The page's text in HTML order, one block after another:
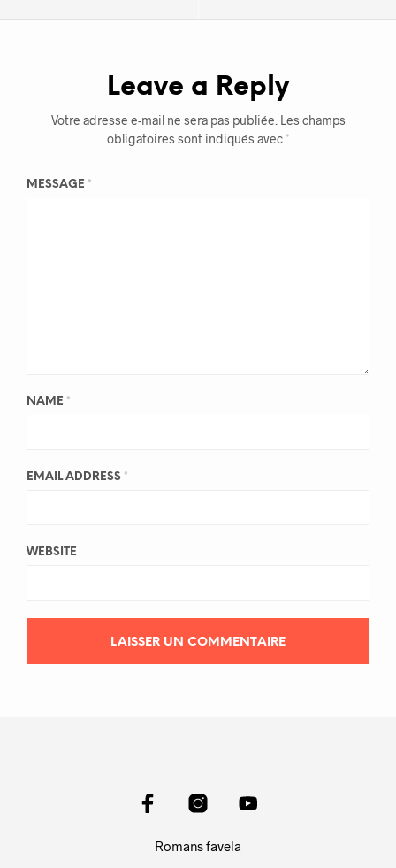
Leave a Reply
Votre adresse e-mail ne sera pas publiée. Les champs
obligatoires sont indiqués avec *
MESSAGE *
NAME *
EMAIL ADDRESS *
WEBSITE
Romans favela